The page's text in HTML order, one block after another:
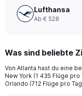
has
values.
Range:
0
to
Lufthansa
Ab € 528
Was sind beliebte
Von Atlanta hast du eine
New York (1 435 Flüge
Orlando (712 Flüge pro